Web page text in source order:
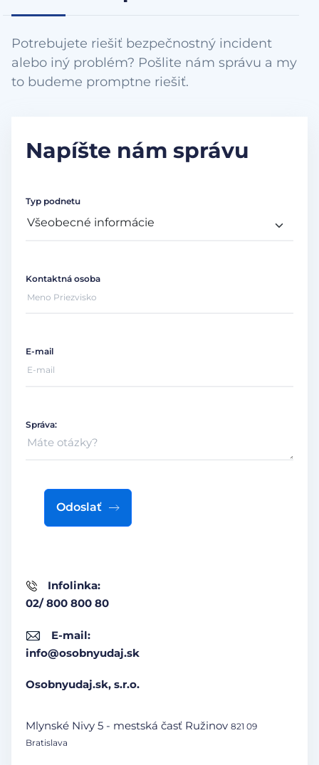
Potrebujete riešiť bezpečnostný incident
alebo iný problém? Pošlite nám správu a my
to budeme promptne riešiť.
Napíšte nám správu
Infolinka:
02/ 800 800 80
E-mail:
info@osobnyudaj.sk
Osobnyudaj.sk, s.r.o.
Mlynské Nivy 5 - mestská časť Ružinov 821 09
Bratislava
Typ podnetu
Kontaktná osoba
E-mail
Správa:
Odoslať